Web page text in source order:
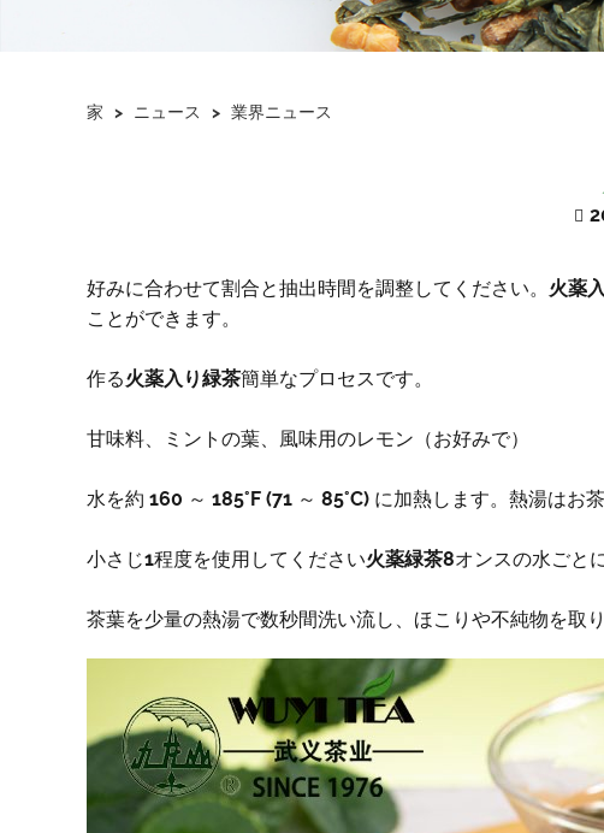
家 > ニュース > 業界ニュース
好みに合わせて割合と抽出時間を調整してください。 火薬
ことができます。
作る火薬入り緑茶簡単なプロセスです。
甘味料、ミントの葉、風味用のレモン（お好みで）
水を約 160 ～ 185°F (71 ～ 85°C) に加熱します。熱湯は
小さじ1程度を使用してください火薬緑茶8オンスの水ごと
茶葉を少量の熱湯で数秒間洗い流し、ほこりや不純物を取り